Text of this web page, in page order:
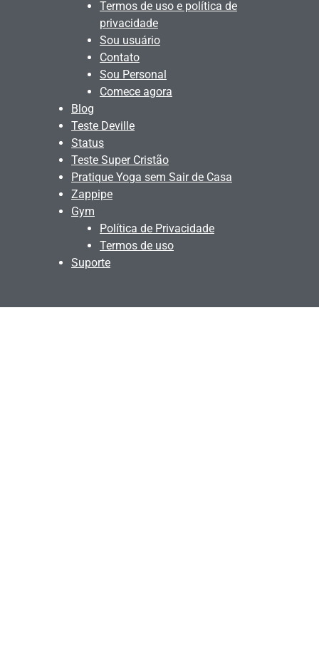
Termos de uso e política de
privacidade
Sou usuário
Contato
Sou Personal
Comece agora
Blog
Teste Deville
Status
Teste Super Cristão
Pratique Yoga sem Sair de Casa
Zappipe
Gym
Política de Privacidade
Termos de uso
Suporte